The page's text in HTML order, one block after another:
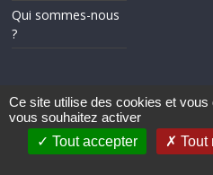
Qui sommes-nous
?
Copyright © 2026
Theme ColorMag par
Ce site utilise des cookies et
vous souhaitez activer
Tout accepter
Tout